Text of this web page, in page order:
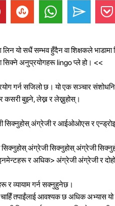
यो सधैं सम्भव हुँदैन वा शिक्षकले भाडामा
सिक्ने अनुप्रयोगहरू lingo प्ले हो। <<
गर्न सजिलो छ। यो एक सञ्चार
कसरी बुझ्ने, लेख्न र लेख्नुहोस्।
सिक्नुहोस् अंग्रेजी र आईओओएस र
अंग्रेजी सिक्नुहोस् अंग्रेजी
र अधिक> अंग्रेजी अंग्रेजी र
र व्यायाम गर्न सक्नुहुनेछ।
तपाईंलाई आवश्यक छ अधिक अभ्यास